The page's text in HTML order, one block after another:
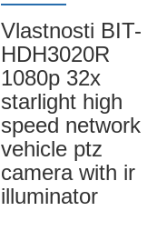
Vlastnosti BIT-
HDH3020R
1080p 32x
starlight high
speed network
vehicle ptz
camera with ir
illuminator